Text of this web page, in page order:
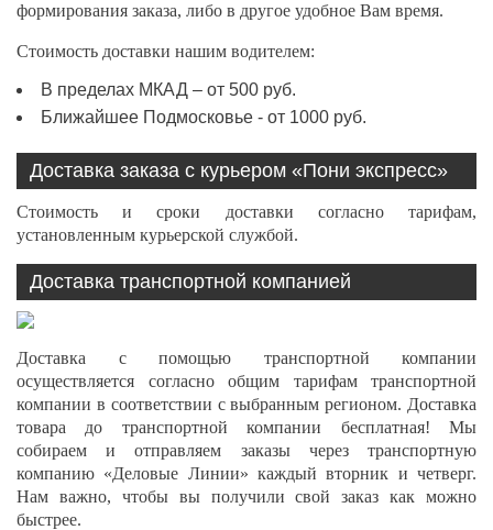
формирования заказа, либо в другое удобное Вам время.
Стоимость доставки нашим водителем:
В пределах МКАД – от 500 руб.
Ближайшее Подмосковье - от 1000 руб.
Доставка заказа с курьером «Пони экспресс»
Стоимость и сроки доставки согласно тарифам,
установленным курьерской службой.
Доставка транспортной компанией
Доставка с помощью транспортной компании
осуществляется согласно общим тарифам транспортной
компании в соответствии с выбранным регионом. Доставка
товара до транспортной компании бесплатная! Мы
собираем и отправляем заказы через транспортную
компанию «Деловые Линии» каждый вторник и четверг.
Нам важно, чтобы вы получили свой заказ как можно
быстрее.